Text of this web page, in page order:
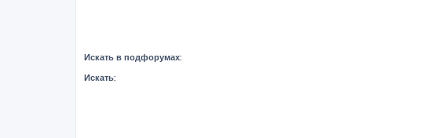
Искать в подфорумах:
Искать: